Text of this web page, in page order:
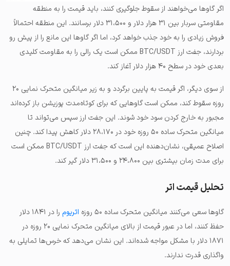
اگر گاوها می‌خواهند از سقوط جلوگیری کنند، باید قیمت را به منطقه
مقاومتی سربار بین ۳۱ هزار دلار و ۳۱،۵۰۰ دلار برسانند. این منطقه احتمالاً
فروش زیادی را به خود جذب خواهد کرد، اما اگر گاوها این مانع را از پیش رو
بردارند، جفت ارز BTC/USDT ممکن است یک رالی را به مقاومت کلیدی
بعدی خود در سطح ۴۰ هزار دلار آغاز کند.
از سوی دیگر، اگر قیمت به پایین برگردد و به زیر میانگین متحرک نمایی ۲۰
روزه سقوط کند، ممکن است گاوهایی که برای کوتاه‌مدت پوزیشن باز کرده‌اند
مجبور به خارج کردن سود خود شوند. این جفت ارز سپس می‌تواند تا
میانگین متحرک ساده ۵۰ روزه خود در ۲۸،۱۷۰ دلار کاهش پیدا کند. چنین
اصلاح عمیقی، نشان‌دهنده این است که جفت ارز BTC/USDT ممکن است
برای مدت زمان بیشتری بین ۲۴،۸۰۰ و ۳۱،۵۰۰ دلار گیر کند.
تحلیل قیمت اتر
گاوها سعی می‌کنند میانگین متحرک ساده ۵۰ روزه اتریوم
را در ۱۸۴۱ دلار
حفظ کنند، اما در عبور قیمت از بالای میانگین متحرک نمایی ۲۰ روزه در
۱۸۷۱ دلار با مشکل مواجه شده‌اند. این نشان می‌دهد که خرس‌ها تمایلی به
واگذاری قدرت ندارند.